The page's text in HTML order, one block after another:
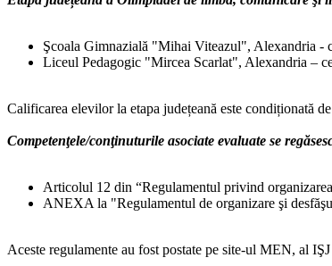
Şcoala Gimnazială "Mihai Viteazul", Alexandria -
Liceul Pedagogic "Mircea Scarlat", Alexandria –
Calificarea elevilor la etapa județeană este condiționată
Competenţele/conţinuturile asociate evaluate se
Articolul 12 din “Regulamentul privind
ANEXA la "Regulamentul de organizare şi
Aceste regulamente au fost postate pe site-ul MEN, al